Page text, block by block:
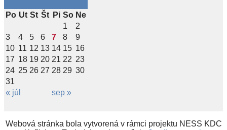
Po Ut St Št Pi So Ne
1
2
3
4 5 6 7 8
9
10 11 12 13 14 15 16
17 18 19 20 21 22 23
24 25 26 27 28 29 30
31
« júl
sep »
Webová stránka bola vytvorená v rámci projektu NESS KDC